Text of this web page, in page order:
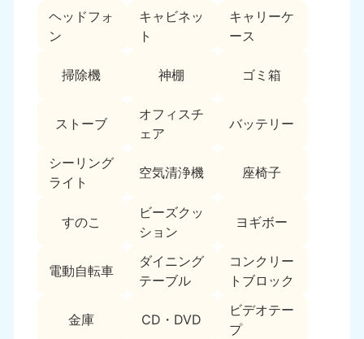
ヘッドフォ
ン
キャビネッ
ト
キャリーケ
ース
掃除機 神棚 ゴミ箱
ストーブ
オフィスチ
ェア
バッテリー
シーリング
ライト
空気清浄機 座椅子
すのこ
ビーズクッ
ション
ヨギボー
電動自転車
ダイニング
テーブル
コンクリー
トブロック
金庫 CD・DVD
ビデオテー
プ
福島県
050-1881-5271
東京都
050-1881-5265
9:00〜19:00 年中無休
神奈川県
050-1881-5268
9:00〜19:00 年中無休
050-1881-5266
9:00〜19:00 年中無休
栃木県
050-1881-5270
茨城県
050-1881-5269
9:00〜19:00 年中無休